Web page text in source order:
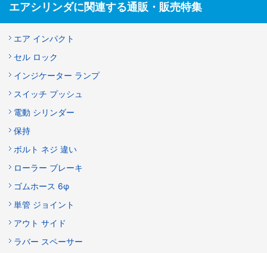
エアシリンダに関連する通販・販売特集
エア インパクト
セル ロック
インジケーター ランプ
スイッチ プッシュ
電動 シリンダー
保持
ボルト ネジ 違い
ローラー ブレーキ
ゴムホース 6φ
単管 ジョイント
アウト サイド
ラバー スペーサー